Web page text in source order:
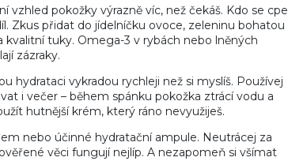
vzhled pokožky výrazně víc, než čekáš. Kdo se cpe
Zkus přidat do jídelníčku ovoce, zeleninu bohatou
tuky. Omega-3 v rybách nebo lněných
zázraky.
hydrataci vykradou rychleji než si myslíš. Používej
i večer – během spánku pokožka ztrácí vodu a
hutnější krém, který ráno nevyužiješ.
nebo účinné hydratační ampule. Neutrácej za
věci fungují nejlíp. A nezapomeň si všímat